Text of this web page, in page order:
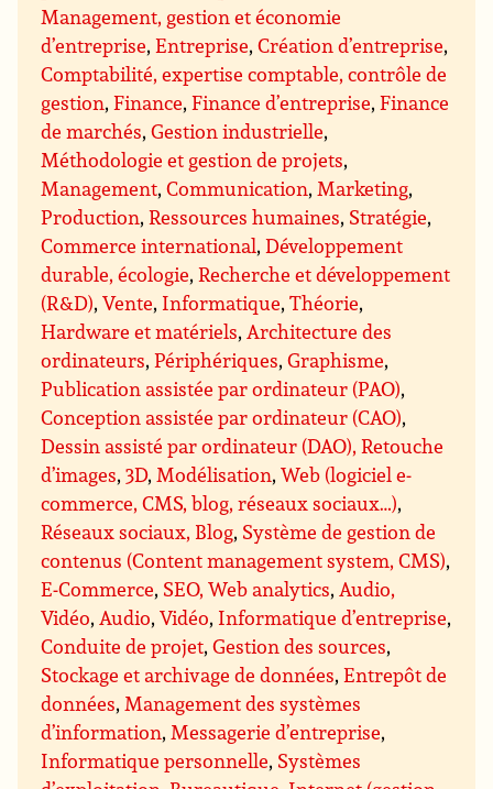
Management, gestion et économie
d’entreprise,Entreprise,Création d’entreprise,
Comptabilité, expertise comptable, contrôle de
gestion,Finance,Finance d’entreprise,Finance
de marchés,Gestion industrielle,
Méthodologie et gestion de projets,
Management,Communication, Marketing,
Production,Ressources humaines, Stratégie,
Commerce international,Développement
durable, écologie,Recherche et développement
(R&D),Vente, Informatique,Théorie,
Hardware et matériels, Architecture des
ordinateurs,Périphériques,Graphisme,
Publication assistée par ordinateur (PAO),
Conception assistée par ordinateur (CAO),
Dessin assisté par ordinateur (DAO), Retouche
d’images,3D, Modélisation,Web (logiciel e-
commerce, CMS, blog, réseaux sociaux…),
Réseaux sociaux, Blog, Système de gestion de
contenus (Content management system, CMS),
E-Commerce, SEO, Web analytics, Audio,
Vidéo, Audio,Vidéo, Informatique d’entreprise,
Conduite de projet,Gestion des sources,
Stockage et archivage de données,Entrepôt de
données, Management des systèmes
d’information, Messagerie d’entreprise,
Informatique personnelle, Systèmes